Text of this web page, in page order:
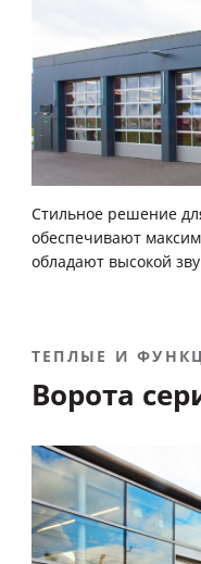
Стильное решение
обеспечивают
обладают высокой
ТЕПЛЫЕ И
Ворота